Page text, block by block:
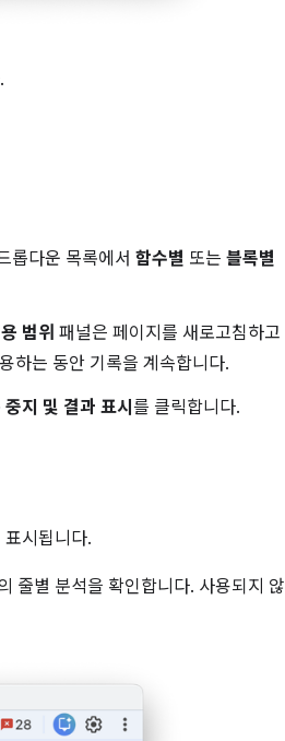
롭다운 목록에서 함수별 또는 블록별
범위 패널은 페이지를 새로고침하고
하는 동안 기록을 계속합니다.
지 및 결과 표시 를 클릭합니다.
시됩니다.
줄별 분석을 확인합니다. 사용되지 않